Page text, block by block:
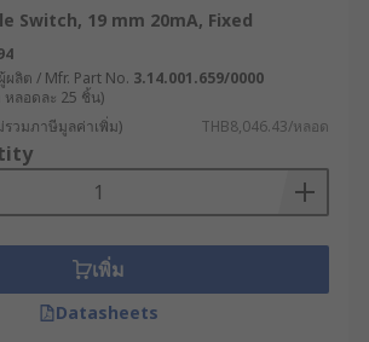
Switch, 19 mm 20mA, Fixed
ลิต / Mfr. Part No. 3.14.001.659/0000
ลอดละ 25 ชิ้น)
รวมภาษีมูลค่าเพิ่ม) THB8,046.43/หลอด
เพิ่ม
Datasheets